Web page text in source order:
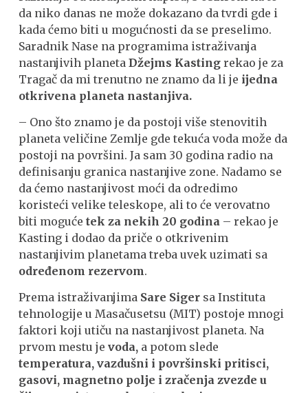
da niko danas ne može dokazano da tvrdi gde i
kada ćemo biti u mogućnosti da se preselimo.
Saradnik Nase na programima istraživanja
nastanjivih planetaDžejms Kasting rekao je za
Tragač da mi trenutno ne znamo da li je ijedna
otkrivena planeta nastanjiva.
– Ono što znamo je da postoji više stenovitih
planeta veličine Zemlje gde tekuća voda može da
postoji na površini. Ja sam 30 godina radio na
definisanju granica nastanjive zone. Nadamo se
da ćemo nastanjivost moći da odredimo
koristeći velike teleskope, ali to će verovatno
biti mogućetek za nekih 20 godina – rekao je
Kasting i dodao da priče o otkrivenim
nastanjivim planetama treba uvek uzimati sa
određenom rezervom.
Prema istraživanjima Sare Siger sa Instituta
tehnologije u Masačusetsu (MIT) postoje mnogi
faktori koji utiču na nastanjivost planeta. Na
prvom mestu jevoda, a potom slede
temperatura, vazdušni i površinski pritisci,
gasovi, magnetno polje i zračenja zvezde u